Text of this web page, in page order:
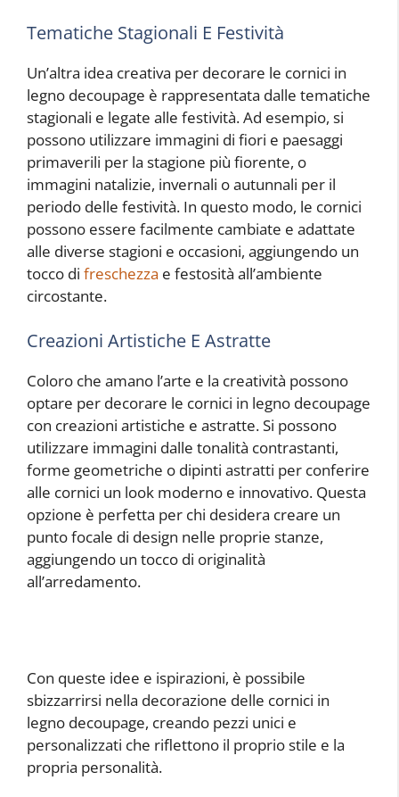
Tematiche Stagionali E Festività
Un’altra idea creativa per decorare le cornici in
legno decoupage è rappresentata dalle tematiche
stagionali e legate alle festività. Ad esempio, si
possono utilizzare immagini di fiori e paesaggi
primaverili per la stagione più fiorente, o
immagini natalizie, invernali o autunnali per il
periodo delle festività. In questo modo, le cornici
possono essere facilmente cambiate e adattate
alle diverse stagioni e occasioni, aggiungendo un
tocco di freschezza e festosità all’ambiente
circostante.
Creazioni Artistiche E Astratte
Coloro che amano l’arte e la creatività possono
optare per decorare le cornici in legno decoupage
con creazioni artistiche e astratte. Si possono
utilizzare immagini dalle tonalità contrastanti,
forme geometriche o dipinti astratti per conferire
alle cornici un look moderno e innovativo. Questa
opzione è perfetta per chi desidera creare un
punto focale di design nelle proprie stanze,
aggiungendo un tocco di originalità
all’arredamento.
Con queste idee e ispirazioni, è possibile
sbizzarrirsi nella decorazione delle cornici in
legno decoupage, creando pezzi unici e
personalizzati che riflettono il proprio stile e la
propria personalità.